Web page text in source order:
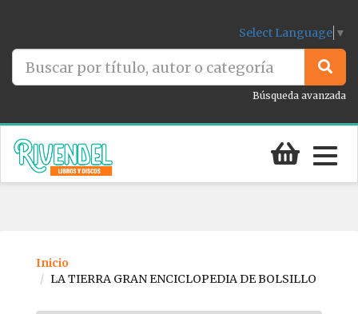
Select Language ▼
Búsqueda avanzada
Inicio
LA TIERRA GRAN ENCICLOPEDIA DE BOLSILLO